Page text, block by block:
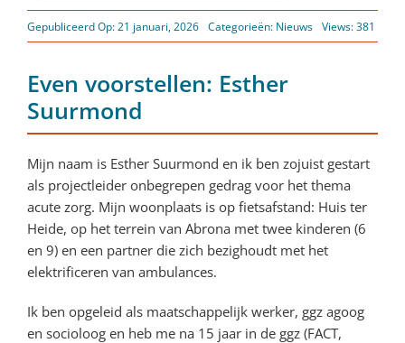
Gepubliceerd Op: 21 januari, 2026 Categorieën: Nieuws Views: 381
Even voorstellen: Esther
Suurmond
Mijn naam is Esther Suurmond en ik ben zojuist gestart
als projectleider onbegrepen gedrag voor het thema
acute zorg. Mijn woonplaats is op fietsafstand: Huis ter
Heide, op het terrein van Abrona met twee kinderen (6
en 9) en een partner die zich bezighoudt met het
elektrificeren van ambulances.
Ik ben opgeleid als maatschappelijk werker, ggz agoog
en socioloog en heb me na 15 jaar in de ggz (FACT,